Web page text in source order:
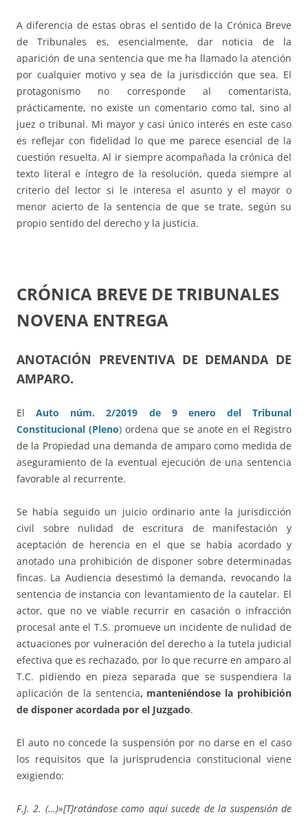
A diferencia de estas obras el sentido de la Crónica Breve
de Tribunales es, esencialmente, dar noticia de la
aparición de una sentencia que me ha llamado la atención
por cualquier motivo y sea de la jurisdicción que sea. El
protagonismo no corresponde al comentarista,
prácticamente, no existe un comentario como tal, sino al
juez o tribunal. Mi mayor y casi único interés en este caso
es reflejar con fidelidad lo que me parece esencial de la
cuestión resuelta. Al ir siempre acompañada la crónica del
texto literal e íntegro de la resolución, queda siempre al
criterio del lector si le interesa el asunto y el mayor o
menor acierto de la sentencia de que se trate, según su
propio sentido del derecho y la justicia.
CRÓNICA BREVE DE TRIBUNALES
NOVENA ENTREGA
ANOTACIÓN PREVENTIVA DE DEMANDA DE
AMPARO.
ElAuto núm. 2/2019 de 9 enero del Tribunal
Constitucional (Pleno) ordena que se anote en el Registro
de la Propiedad una demanda de amparo como medida de
aseguramiento de la eventual ejecución de una sentencia
favorable al recurrente.
Se había seguido un juicio ordinario ante la jurisdicción
civil sobre nulidad de escritura de manifestación y
aceptación de herencia en el que se había acordado y
anotado una prohibición de disponer sobre determinadas
fincas. La Audiencia desestimó la demanda, revocando la
sentencia de instancia con levantamiento de la cautelar. El
actor, que no ve viable recurrir en casación o infracción
procesal ante el T.S. promueve un incidente de nulidad de
actuaciones por vulneración del derecho a la tutela judicial
efectiva que es rechazado, por lo que recurre en amparo al
T.C. pidiendo en pieza separada que se suspendiera la
aplicación de la sentencia, manteniéndose la prohibición
de disponer acordada por el Juzgado.
El auto no concede la suspensión por no darse en el caso
los requisitos que la jurisprudencia constitucional viene
exigiendo:
F.J. 2. (…)»[T]ratándose como aquí sucede de la suspensión de